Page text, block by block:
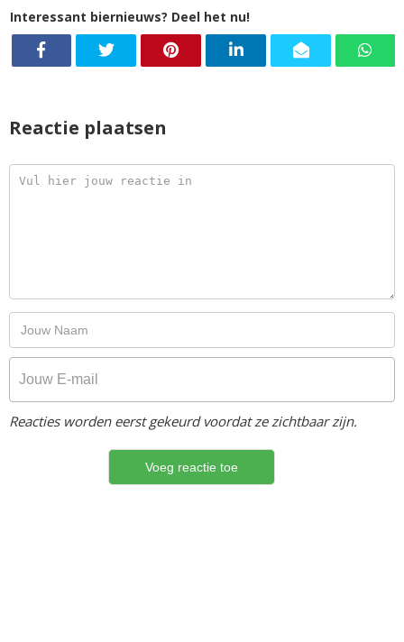
Interessant biernieuws? Deel het nu!
Reactie plaatsen
Reacties worden eerst gekeurd voordat ze zichtbaar zijn.